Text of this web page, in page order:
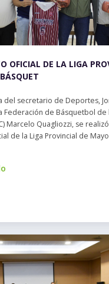
OFICIAL DE LA LIGA
del secretario de Deportes,
Federación de Básquetbol de
Marcelo Quagliozzi, se
de la Liga Provincial de